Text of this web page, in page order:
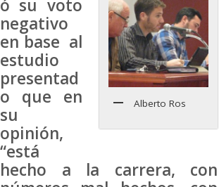
Alberto Ros
ó su voto
negativo
en base al
estudio
presentad
o que en
su
opinión,
“está
hecho a la carrera, con